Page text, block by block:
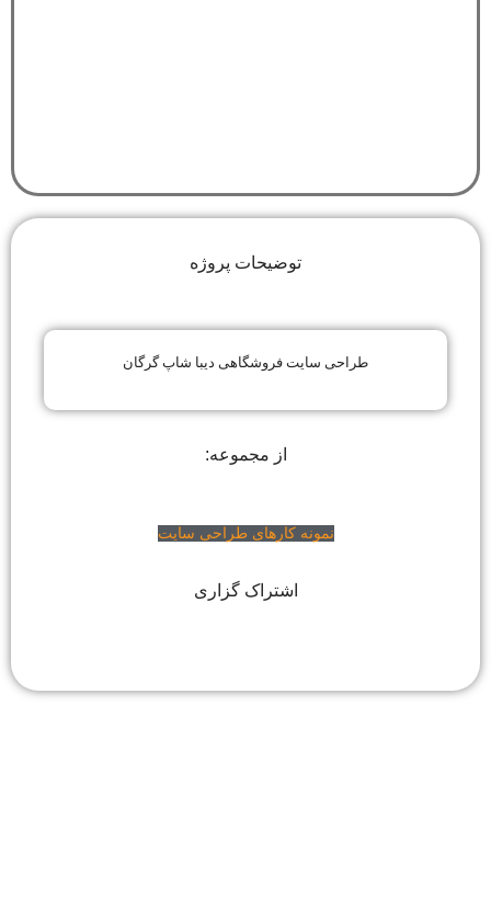
توضیحات پروژه
طراحی سایت فروشگاهی دیبا شاپ گرگان
از مجموعه:
نمونه کارهای طراحی سایت
اشتراک گزاری